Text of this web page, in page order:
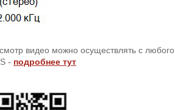
видео можно осуществлять с любого
- подробнее тут